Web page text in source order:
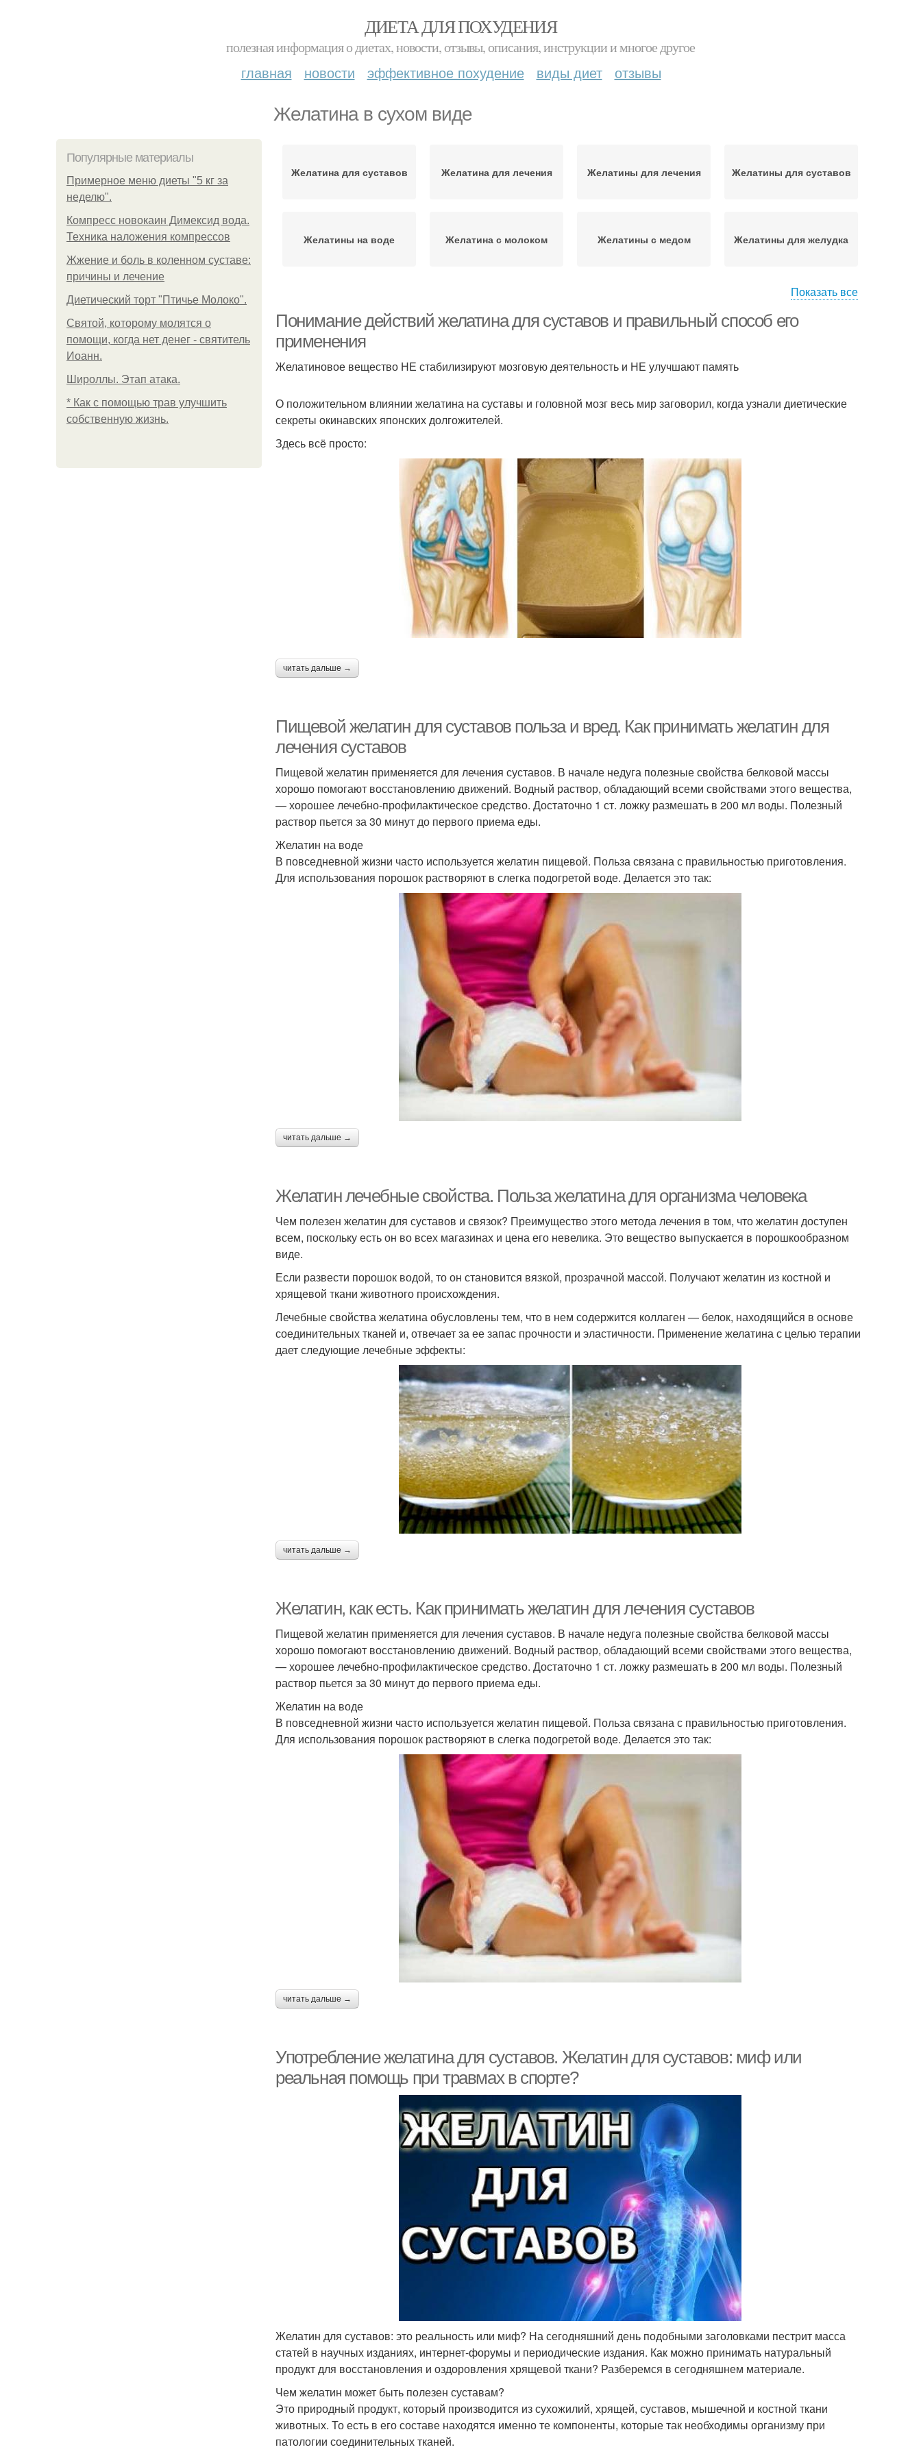
ДИЕТА ДЛЯ ПОХУДЕНИЯ
полезная информация о диетах, новости, отзывы, описания, инструкции и многое другое
главная новости эффективное похудение виды диет отзывы
Желатина в сухом виде
Популярные материалы
Примерное меню диеты "5 кг за
неделю".
Компресс новокаин Димексид вода.
Техника наложения компрессов
Жжение и боль в коленном суставе:
причины и лечение
Диетический торт "Птичье Молоко".
Святой, которому молятся о
помощи, когда нет денег - святитель
Иоанн.
Широллы. Этап атака.
* Как с помощью трав улучшить
собственную жизнь.
Желатина для суставов Желатина для лечения Желатины для лечения Желатины для суставов
Желатины на воде Желатина с молоком Желатины с медом Желатины для желудка
омоложения
организма
переломах
Показать все
Понимание действий желатина для суставов и правильный способ его
применения
Желатиновое вещество НЕ стабилизируют мозговую деятельность и НЕ улучшают память
О положительном влиянии желатина на суставы и головной мозг весь мир заговорил, когда узнали диетические
секреты окинавских японских долгожителей.
Здесь всё просто:
читать дальше →
Пищевой желатин для суставов польза и вред. Как принимать желатин для
лечения суставов
Пищевой желатин применяется для лечения суставов. В начале недуга полезные свойства белковой массы
хорошо помогают восстановлению движений. Водный раствор, обладающий всеми свойствами этого вещества,
— хорошее лечебно-профилактическое средство. Достаточно 1 ст. ложку размешать в 200 мл воды. Полезный
раствор пьется за 30 минут до первого приема еды.
Желатин на воде
В повседневной жизни часто используется желатин пищевой. Польза связана с правильностью приготовления.
Для использования порошок растворяют в слегка подогретой воде. Делается это так:
читать дальше →
Желатин лечебные свойства. Польза желатина для организма человека
Чем полезен желатин для суставов и связок? Преимущество этого метода лечения в том, что желатин доступен
всем, поскольку есть он во всех магазинах и цена его невелика. Это вещество выпускается в порошкообразном
виде.
Если развести порошок водой, то он становится вязкой, прозрачной массой. Получают желатин из костной и
хрящевой ткани животного происхождения.
Лечебные свойства желатина обусловлены тем, что в нем содержится коллаген — белок, находящийся в основе
соединительных тканей и, отвечает за ее запас прочности и эластичности. Применение желатина с целью терапии
дает следующие лечебные эффекты:
читать дальше →
Желатин, как есть. Как принимать желатин для лечения суставов
Пищевой желатин применяется для лечения суставов. В начале недуга полезные свойства белковой массы
хорошо помогают восстановлению движений. Водный раствор, обладающий всеми свойствами этого вещества,
— хорошее лечебно-профилактическое средство. Достаточно 1 ст. ложку размешать в 200 мл воды. Полезный
раствор пьется за 30 минут до первого приема еды.
Желатин на воде
В повседневной жизни часто используется желатин пищевой. Польза связана с правильностью приготовления.
Для использования порошок растворяют в слегка подогретой воде. Делается это так:
читать дальше →
Употребление желатина для суставов. Желатин для суставов: миф или
реальная помощь при травмах в спорте?
Желатин для суставов: это реальность или миф? На сегодняшний день подобными заголовками пестрит масса
статей в научных изданиях, интернет-форумы и периодические издания. Как можно принимать натуральный
продукт для восстановления и оздоровления хрящевой ткани? Разберемся в сегодняшнем материале.
Чем желатин может быть полезен суставам?
Это природный продукт, который производится из сухожилий, хрящей, суставов, мышечной и костной ткани
животных. То есть в его составе находятся именно те компоненты, которые так необходимы организму при
патологии соединительных тканей.